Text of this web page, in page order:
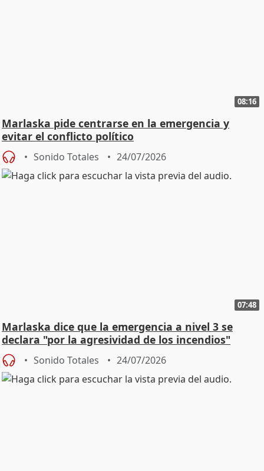
08:16
Marlaska pide centrarse en la emergencia y
evitar el conflicto político
Sonido Totales 24/07/2026
07:48
Marlaska dice que la emergencia a nivel 3 se
declara "por la agresividad de los incendios"
Sonido Totales 24/07/2026